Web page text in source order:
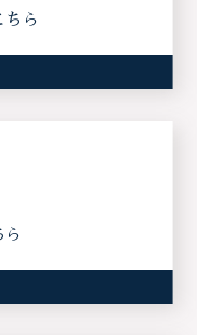
ちら
ら